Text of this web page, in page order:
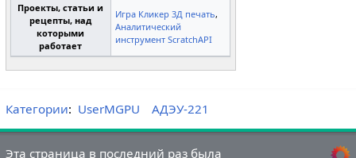
Проекты, статьи и
рецепты, над
которыми
работает
Игра Кликер 3Д печать,
Аналитический
инструмент ScratchAPI
Категории: UserMGPU АДЭУ-221
Эта страница в последний раз была